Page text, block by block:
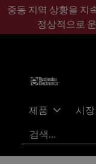
기
콘
바
글
중동 지역 상황을 지
정상적으로
제품 시장
검색